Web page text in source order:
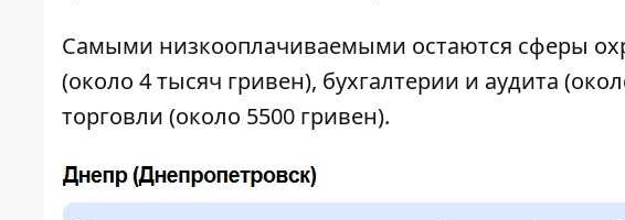
Самыми низкооплачиваемыми остаются сферы
(около 4 тысяч гривен), бухгалтерии и аудита
торговли (около 5500 гривен).